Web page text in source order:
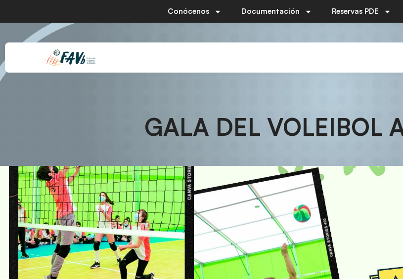
Conócenos Documentación Reservas PDE
GALA DEL VOLEIBOL